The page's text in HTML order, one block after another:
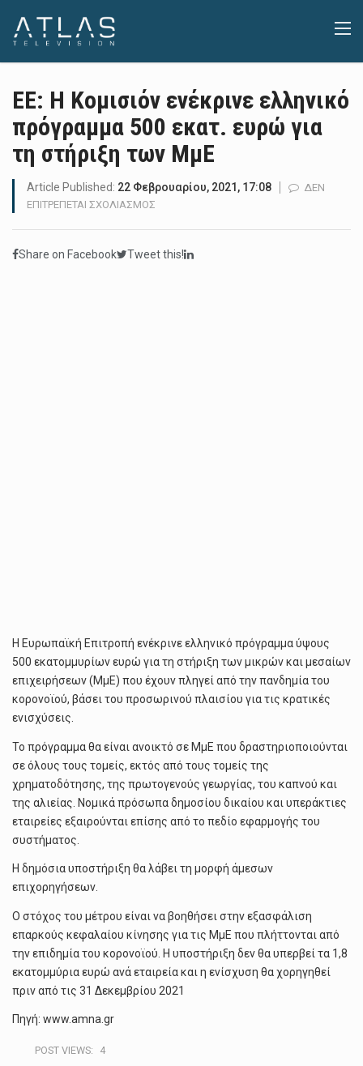
ΕΕ: Η Κομισιόν ενέκρινε ελληνικό
πρόγραμμα 500 εκατ. ευρώ για
τη στήριξη των ΜμΕ
Article Published: 22 Φεβρουαρίου, 2021, 17:08
ΔΕΝ
ΕΠΙΤΡΈΠΕΤΑΙ ΣΧΟΛΙΑΣΜΌΣ
ΚΟΜΙΣΙΌΝ
Share on Facebook Tweet this!
Η Ευρωπαϊκή Επιτροπή ενέκρινε ελληνικό πρόγραμμα ύψους
500 εκατομμυρίων ευρώ για τη στήριξη των μικρών και μεσαίων
επιχειρήσεων (ΜμΕ) που έχουν πληγεί από την πανδημία του
κορονοϊού, βάσει του προσωρινού πλαισίου για τις κρατικές
ενισχύσεις.
Το πρόγραμμα θα είναι ανοικτό σε ΜμΕ που δραστηριοποιούνται
σε όλους τους τομείς, εκτός από τους τομείς της
χρηματοδότησης, της πρωτογενούς γεωργίας, του καπνού και
της αλιείας. Νομικά πρόσωπα δημοσίου δικαίου και υπεράκτιες
εταιρείες εξαιρούνται επίσης από το πεδίο εφαρμογής του
συστήματος.
Η δημόσια υποστήριξη θα λάβει τη μορφή άμεσων
επιχορηγήσεων.
Ο στόχος του μέτρου είναι να βοηθήσει στην εξασφάλιση
επαρκούς κεφαλαίου κίνησης για τις ΜμΕ που πλήττονται από
την επιδημία του κορονοϊού. Η υποστήριξη δεν θα υπερβεί τα 1,8
εκατομμύρια ευρώ ανά εταιρεία και η ενίσχυση θα χορηγηθεί
πριν από τις 31 Δεκεμβρίου 2021
Πηγή: www.amna.gr
POST VIEWS: 4